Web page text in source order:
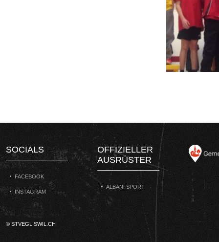
SOCIALS
FACEBOOK
INSTAGRAM
OFFIZIELLER
AUSRÜSTER
ALBANI SPORT
© STVEGLISWIL.CH